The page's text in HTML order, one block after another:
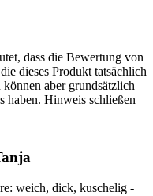
dass die Bewertung von
dieses Produkt tatsächlich
aber grundsätzlich
haben. Hinweis schließen
weich, dick, kuschelig -